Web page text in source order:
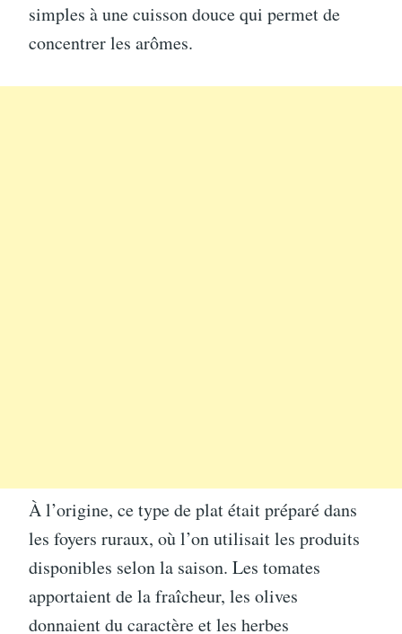
simples à une cuisson douce qui permet de
concentrer les arômes.
À l’origine, ce type de plat était préparé dans
les foyers ruraux, où l’on utilisait les produits
disponibles selon la saison. Les tomates
apportaient de la fraîcheur, les olives
donnaient du caractère et les herbes